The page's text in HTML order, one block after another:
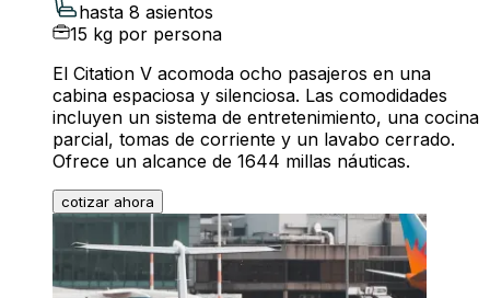
hasta 8 asientos
15 kg por persona
El Citation V acomoda ocho pasajeros en una
cabina espaciosa y silenciosa. Las comodidades
incluyen un sistema de entretenimiento, una cocina
parcial, tomas de corriente y un lavabo cerrado.
Ofrece un alcance de 1644 millas náuticas.
cotizar ahora